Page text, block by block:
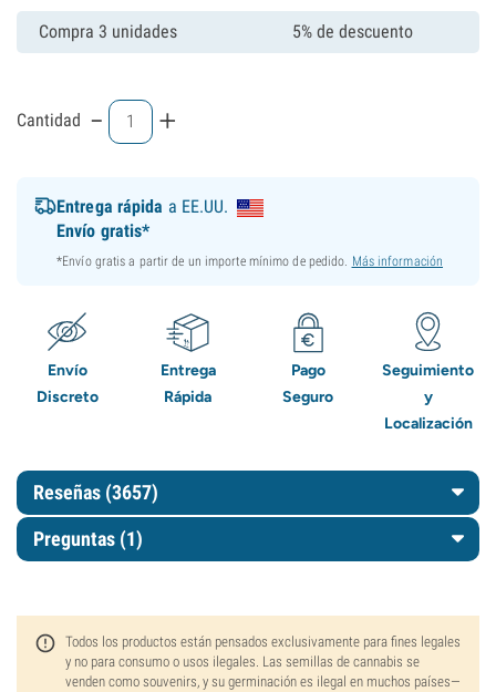
Compra 3 unidades 5% de descuento
Cantidad - +
Entrega rápida a EE.UU.
Envío gratis*
*Envío gratis a partir de un importe mínimo de pedido. Más información
Envío
Discreto
Entrega
Rápida
Pago
Seguro
Seguimiento
y
Localización
Reseñas (3657)
Preguntas (1)
Todos los productos están pensados exclusivamente para fines legales
y no para consumo o usos ilegales. Las semillas de cannabis se
venden como souvenirs, y su germinación es ilegal en muchos países—